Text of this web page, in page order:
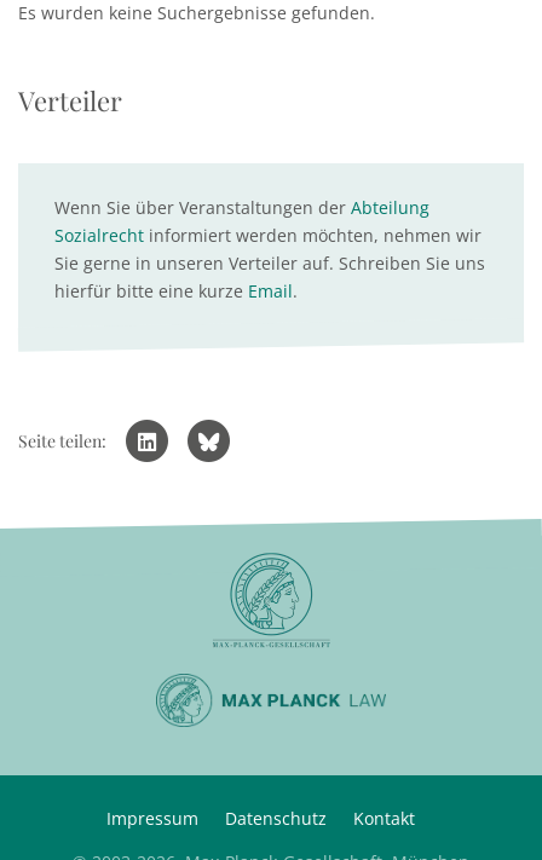
Es wurden keine Suchergebnisse gefunden.
Verteiler
Wenn Sie über Veranstaltungen der Abteilung
Sozialrecht informiert werden möchten, nehmen wir
Sie gerne in unseren Verteiler auf. Schreiben Sie uns
hierfür bitte eine kurze Email.
Seite teilen:
Impressum Datenschutz
Kontakt